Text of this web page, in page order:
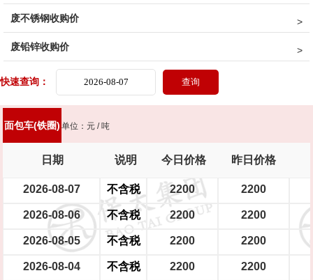
面包车(铝圈) 皮卡车(铁圈)
柴油皮卡车（铝圈）
货车(8吨以上)(集装箱、自卸车减50元/吨) 中巴、校巴
新能源轿车（铝圈） 新能源轿车（铁圈）
大型电瓶车 小型电瓶车
废不锈钢收购价
废铅锌收购价
快速查询：
面包车(铁圈) 单位：元 / 吨
日期 说明 今日价格 昨日价格
2026-08-07 不含税 2200 2200
2026-08-06 不含税 2200 2200
2026-08-05 不含税 2200 2200
2026-08-04 不含税 2200 2200